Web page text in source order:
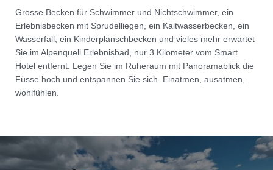
Grosse Becken für Schwimmer und Nichtschwimmer, ein
Erlebnisbecken mit Sprudelliegen, ein Kaltwasserbecken, ein
Wasserfall, ein Kinderplanschbecken und vieles mehr erwartet
Sie im Alpenquell Erlebnisbad, nur 3 Kilometer vom Smart
Hotel entfernt. Legen Sie im Ruheraum mit Panoramablick die
Füsse hoch und entspannen Sie sich. Einatmen, ausatmen,
wohlfühlen.